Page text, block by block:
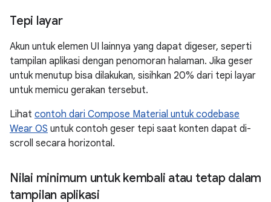
Tepi layar
Akun untuk elemen UI lainnya yang dapat digeser, seperti
tampilan aplikasi dengan penomoran halaman. Jika geser
untuk menutup bisa dilakukan, sisihkan 20% dari tepi layar
untuk memicu gerakan tersebut.
Lihat contoh dari Compose Material untuk codebase
Wear OS untuk contoh geser tepi saat konten dapat di-
scroll secara horizontal.
Nilai minimum untuk kembali atau tetap dalam
tampilan aplikasi